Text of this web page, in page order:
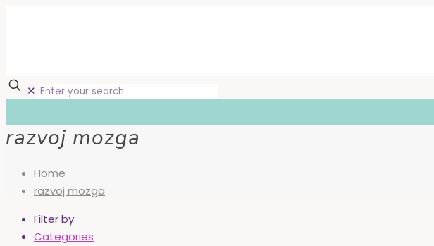
✕
razvoj mozga
Home
razvoj mozga
Filter by
Categories